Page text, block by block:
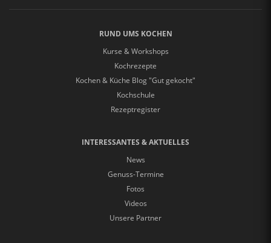
RUND UMS KOCHEN
Kurse & Workshops
Kochrezepte
Kochen & Küche Blog "Gut gekocht"
Kochschule
Rezeptregister
INTERESSANTES & AKTUELLES
News
Genuss-Termine
Fotos
Videos
Unsere Partner